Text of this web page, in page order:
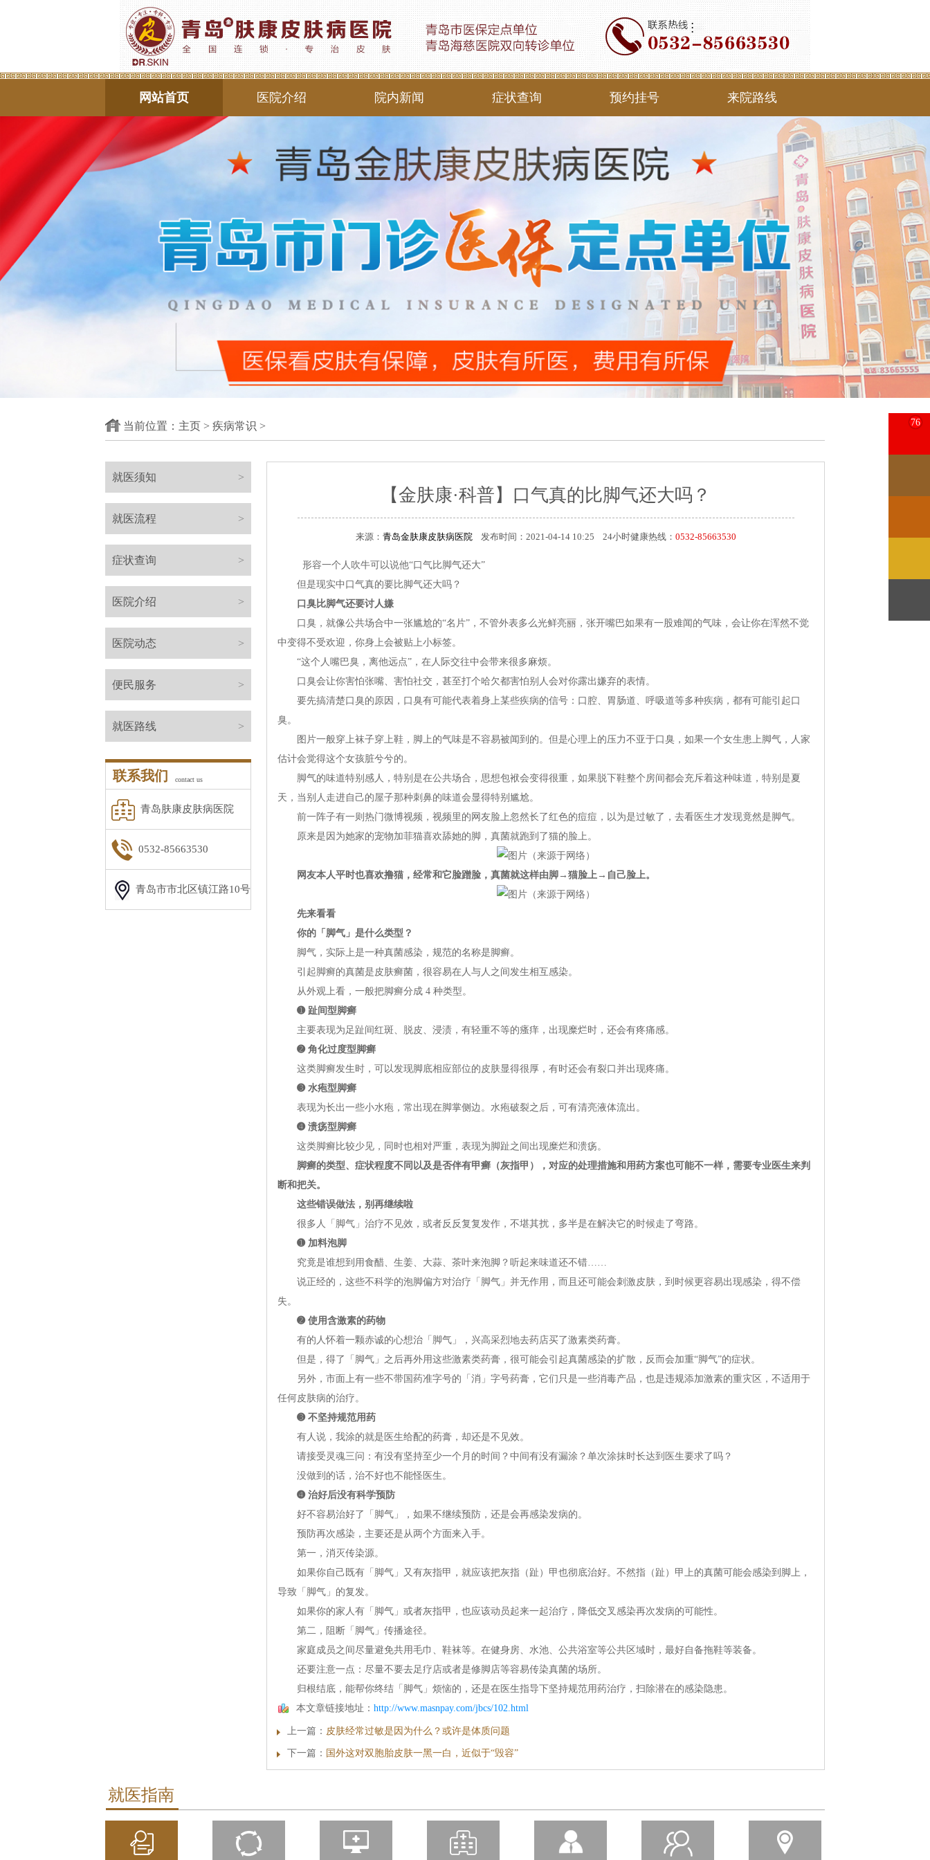
网站首页 医院介绍 院内新闻 症状查询 预约挂号 来院路线
当前位置： 主页 > 疾病常识 >
就医须知 >
就医流程 >
症状查询 >
医院介绍 >
医院动态 >
便民服务 >
就医路线 >
联系我们 contact us
青岛肤康皮肤病医院
0532-85663530
青岛市市北区镇江路10号
【金肤康·科普】口气真的比脚气还大吗？
来源： 青岛金肤康皮肤病医院发布时间：2021-04-14 10:25 24小时健康热线： 0532-85663530
形容一个人吹牛可以说他“口气比脚气还大”
但是现实中口气真的要比脚气还大吗？
口臭比脚气还要讨人嫌
口臭，就像公共场合中一张尴尬的“名片”，不管外表多么光鲜亮丽，张开嘴巴如果有一股难闻的气味，会让你在浑然不觉
中变得不受欢迎，你身上会被贴上小标签。
“这个人嘴巴臭，离他远点”，在人际交往中会带来很多麻烦。
口臭会让你害怕张嘴、害怕社交，甚至打个哈欠都害怕别人会对你露出嫌弃的表情。
要先搞清楚口臭的原因，口臭有可能代表着身上某些疾病的信号：口腔、胃肠道、呼吸道等多种疾病，都有可能引起口
臭。
图片一般穿上袜子穿上鞋，脚上的气味是不容易被闻到的。但是心理上的压力不亚于口臭，如果一个女生患上脚气，人家
估计会觉得这个女孩脏兮兮的。
脚气的味道特别感人，特别是在公共场合，思想包袱会变得很重，如果脱下鞋整个房间都会充斥着这种味道，特别是夏
天，当别人走进自己的屋子那种刺鼻的味道会显得特别尴尬。
前一阵子有一则热门微博视频，视频里的网友脸上忽然长了红色的痘痘，以为是过敏了，去看医生才发现竟然是脚气。
原来是因为她家的宠物加菲猫喜欢舔她的脚，真菌就跑到了猫的脸上。
网友本人平时也喜欢撸猫，经常和它脸蹭脸，真菌就这样由脚→猫脸上→自己脸上。
先来看看
你的「脚气」是什么类型？
脚气，实际上是一种真菌感染，规范的名称是脚癣。
引起脚癣的真菌是皮肤癣菌，很容易在人与人之间发生相互感染。
从外观上看，一般把脚癣分成 4 种类型。
➊ 趾间型脚癣
主要表现为足趾间红斑、脱皮、浸渍，有轻重不等的瘙痒，出现糜烂时，还会有疼痛感。
➋ 角化过度型脚癣
这类脚癣发生时，可以发现脚底相应部位的皮肤显得很厚，有时还会有裂口并出现疼痛。
➌ 水疱型脚癣
表现为长出一些小水疱，常出现在脚掌侧边。水疱破裂之后，可有清亮液体流出。
➍ 溃疡型脚癣
这类脚癣比较少见，同时也相对严重，表现为脚趾之间出现糜烂和溃疡。
脚癣的类型、症状程度不同以及是否伴有甲癣（灰指甲），对应的处理措施和用药方案也可能不一样，需要专业医生来判
断和把关。
这些错误做法，别再继续啦
很多人「脚气」治疗不见效，或者反反复复发作，不堪其扰，多半是在解决它的时候走了弯路。
➊ 加料泡脚
究竟是谁想到用食醋、生姜、大蒜、茶叶来泡脚？听起来味道还不错……
说正经的，这些不科学的泡脚偏方对治疗「脚气」并无作用，而且还可能会刺激皮肤，到时候更容易出现感染，得不偿
失。
➋ 使用含激素的药物
有的人怀着一颗赤诚的心想治「脚气」，兴高采烈地去药店买了激素类药膏。
但是，得了「脚气」之后再外用这些激素类药膏，很可能会引起真菌感染的扩散，反而会加重“脚气”的症状。
另外，市面上有一些不带国药准字号的「消」字号药膏，它们只是一些消毒产品，也是违规添加激素的重灾区，不适用于
任何皮肤病的治疗。
➌ 不坚持规范用药
有人说，我涂的就是医生给配的药膏，却还是不见效。
请接受灵魂三问：有没有坚持至少一个月的时间？中间有没有漏涂？单次涂抹时长达到医生要求了吗？
没做到的话，治不好也不能怪医生。
➍ 治好后没有科学预防
好不容易治好了「脚气」，如果不继续预防，还是会再感染发病的。
预防再次感染，主要还是从两个方面来入手。
第一，消灭传染源。
如果你自己既有「脚气」又有灰指甲，就应该把灰指（趾）甲也彻底治好。不然指（趾）甲上的真菌可能会感染到脚上，
导致「脚气」的复发。
如果你的家人有「脚气」或者灰指甲，也应该动员起来一起治疗，降低交叉感染再次发病的可能性。
第二，阻断「脚气」传播途径。
家庭成员之间尽量避免共用毛巾、鞋袜等。在健身房、水池、公共浴室等公共区域时，最好自备拖鞋等装备。
还要注意一点：尽量不要去足疗店或者是修脚店等容易传染真菌的场所。
归根结底，能帮你终结「脚气」烦恼的，还是在医生指导下坚持规范用药治疗，扫除潜在的感染隐患。
本文章链接地址： http://www.masnpay.com/jbcs/102.html
上一篇： 皮肤经常过敏是因为什么？或许是体质问题
下一篇： 国外这对双胞胎皮肤一黑一白，近似于“毁容”
就医指南
76